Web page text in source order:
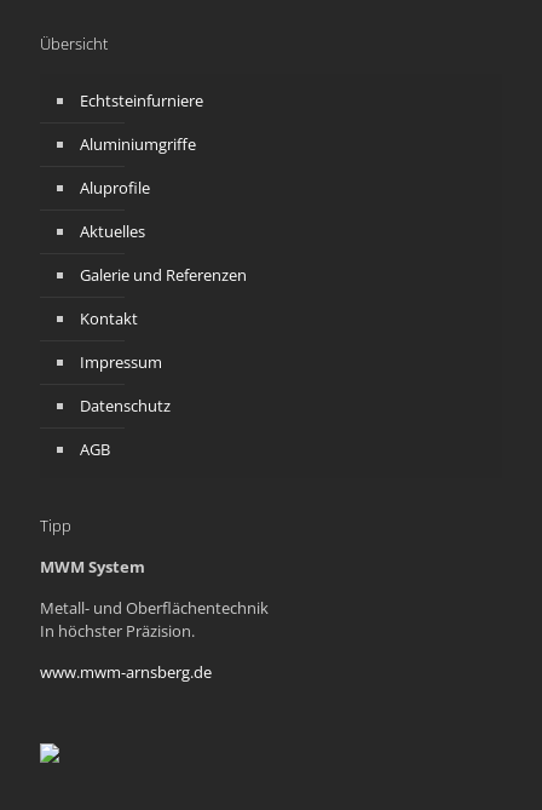
Übersicht
Echtsteinfurniere
Aluminiumgriffe
Aluprofile
Aktuelles
Galerie und Referenzen
Kontakt
Impressum
Datenschutz
AGB
Tipp
MWM System
Metall- und Oberflächentechnik
In höchster Präzision.
www.mwm-arnsberg.de